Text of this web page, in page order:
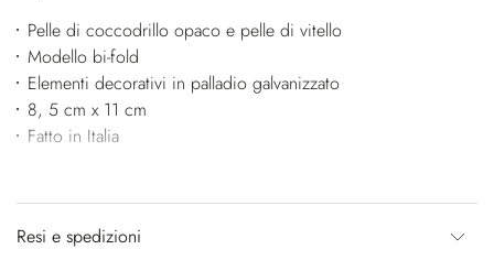
Pelle di coccodrillo opaco e pelle di vitello
Modello bi-fold
Elementi decorativi in palladio galvanizzato
8, 5 cm x 11 cm
Fatto in Italia
Resi e spedizioni